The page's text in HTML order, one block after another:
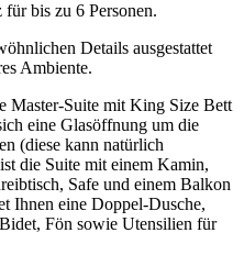
bis zu 6 Personen.
Details ausgestattet
Ambiente.
Master-Suite mit King Size Bett
eine Glasöffnung um die
(diese kann natürlich
die Suite mit einem Kamin,
Safe und einem Balkon
Ihnen eine Doppel-Dusche,
Fön sowie Utensilien für